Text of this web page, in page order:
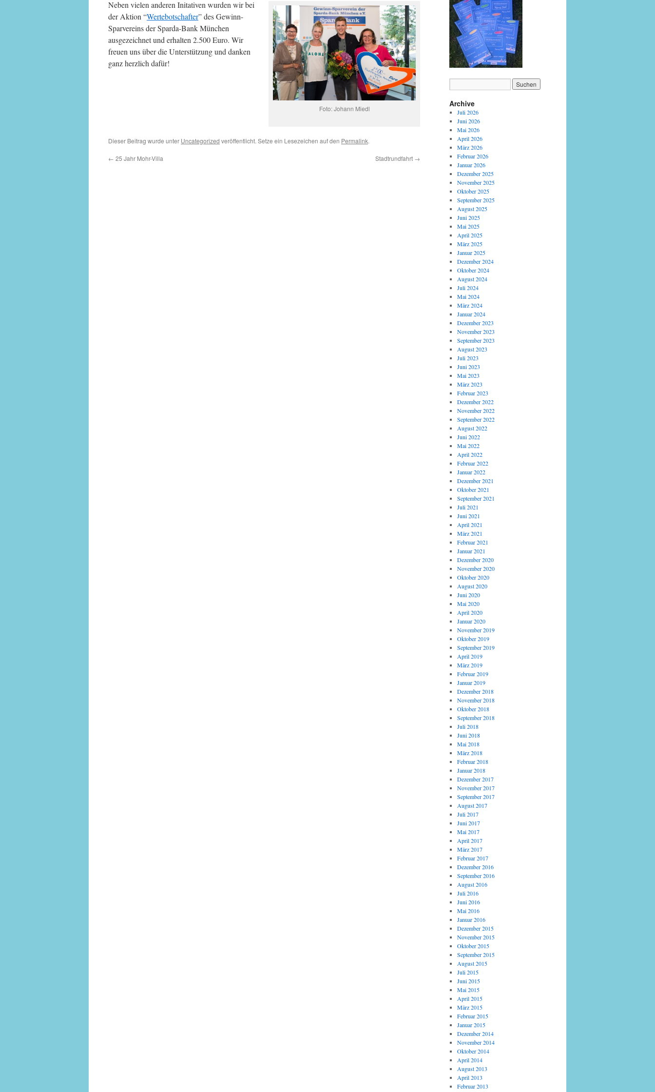
Foto: Johann Miedl
Neben vielen anderen Initativen wurden wir bei
der Aktion “Wertebotschafter” des Gewinn-
Sparvereins der Sparda-Bank München
ausgezeichnet und erhalten 2.500 Euro. Wir
freuen uns über die Unterstützung und danken
ganz herzlich dafür!
Dieser Beitrag wurde unter Uncategorized veröffentlicht. Setze ein Lesezeichen auf den Permalink.
← 25 Jahr Mohr-Villa Stadtrundfahrt →
Archive
Juli 2026
Juni 2026
Mai 2026
April 2026
März 2026
Februar 2026
Januar 2026
Dezember 2025
November 2025
Oktober 2025
September 2025
August 2025
Juni 2025
Mai 2025
April 2025
März 2025
Januar 2025
Dezember 2024
Oktober 2024
August 2024
Juli 2024
Mai 2024
März 2024
Januar 2024
Dezember 2023
November 2023
September 2023
August 2023
Juli 2023
Juni 2023
Mai 2023
März 2023
Februar 2023
Dezember 2022
November 2022
September 2022
August 2022
Juni 2022
Mai 2022
April 2022
Februar 2022
Januar 2022
Dezember 2021
Oktober 2021
September 2021
Juli 2021
Juni 2021
April 2021
März 2021
Februar 2021
Januar 2021
Dezember 2020
November 2020
Oktober 2020
August 2020
Juni 2020
Mai 2020
April 2020
Januar 2020
November 2019
Oktober 2019
September 2019
April 2019
März 2019
Februar 2019
Januar 2019
Dezember 2018
November 2018
Oktober 2018
September 2018
Juli 2018
Juni 2018
Mai 2018
März 2018
Februar 2018
Januar 2018
Dezember 2017
November 2017
September 2017
August 2017
Juli 2017
Juni 2017
Mai 2017
April 2017
März 2017
Februar 2017
Dezember 2016
September 2016
August 2016
Juli 2016
Juni 2016
Mai 2016
Januar 2016
Dezember 2015
November 2015
Oktober 2015
September 2015
August 2015
Juli 2015
Juni 2015
Mai 2015
April 2015
März 2015
Februar 2015
Januar 2015
Dezember 2014
November 2014
Oktober 2014
April 2014
August 2013
April 2013
Februar 2013